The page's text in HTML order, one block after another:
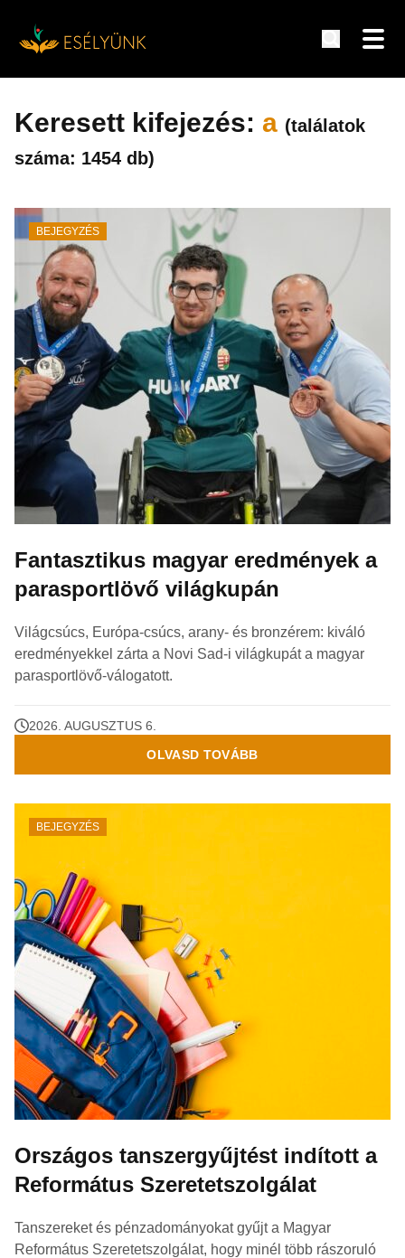
tartalomra
Keresett kifejezés: a (találatok
száma: 1454 db)
BEJEGYZÉS
Fantasztikus magyar eredmények a
parasportlövő világkupán
Világcsúcs, Európa-csúcs, arany- és bronzérem: kiváló
eredményekkel zárta a Novi Sad-i világkupát a magyar
parasportlövő-válogatott.
2026. AUGUSZTUS 6.
OLVASD TOVÁBB
BEJEGYZÉS
Országos tanszergyűjtést indított a
Református Szeretetszolgálat
Tanszereket és pénzadományokat gyűjt a Magyar
Református Szeretetszolgálat, hogy minél több rászoruló